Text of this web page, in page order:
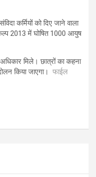
कर्मियों को दिए जाने वाला
2013 में घोषित 1000 आयुष
मिले। छात्रों का कहना
किया जाएगा। फाईल